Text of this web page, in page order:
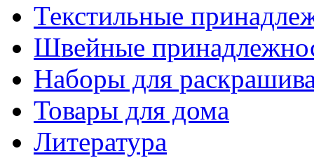
Текстильные
Швейные
Наборы для
Товары для дома
Литература